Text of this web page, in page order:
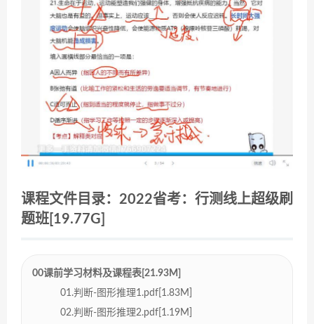
课程文件目录：2022省考：行测线上超级刷
题班[19.77G]
00课前学习材料及课程表[21.93M]
01.判断-图形推理1.pdf[1.83M]
02.判断-图形推理2.pdf[1.19M]